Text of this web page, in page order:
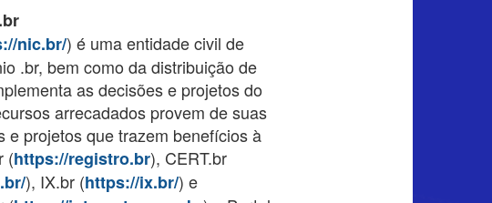
nic.br/) é uma entidade civil de
.br, bem como da distribuição de
as decisões e projetos do
arrecadados provem de suas
e projetos que trazem benefícios à
(https://registro.br), CERT.br
), IX.br (https://ix.br/) e